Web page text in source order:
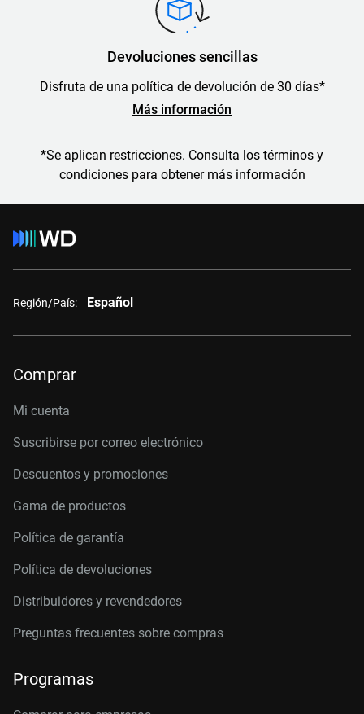
Devoluciones sencillas
Disfruta de una política de devolución de 30 días*
Más información
*Se aplican restricciones. Consulta los términos y
condiciones para obtener más información
Región/País: Español
Comprar
Mi cuenta
Suscribirse por correo electrónico
Descuentos y promociones
Gama de productos
Política de garantía
Política de devoluciones
Distribuidores y revendedores
Preguntas frecuentes sobre compras
Programas